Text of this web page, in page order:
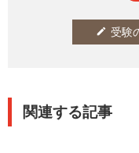
edit 受験
関連する記事